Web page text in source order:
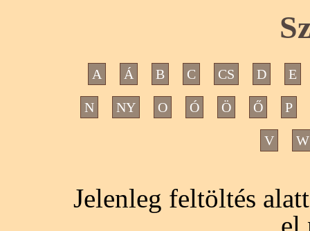
A Á B C CS D E
N NY O Ó Ö Ő P
V W
Jelenleg feltöltés